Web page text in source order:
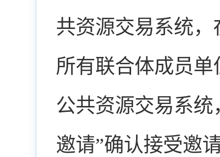
共资源交易系统
所有联合体成员
公共资源交易系统
邀请”确认接受邀